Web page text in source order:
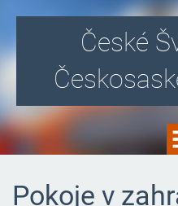
České
Pokoje v